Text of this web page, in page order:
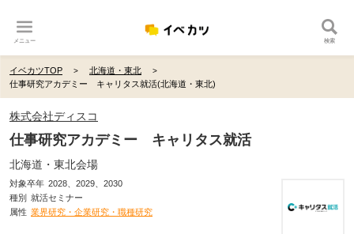
メニュー 検索
イベカツTOP
北海道・東北
仕事研究アカデミー キャリタス就活(北海道・東北)
株式会社ディスコ
仕事研究アカデミー キャリタス就活
北海道・東北会場
対象卒年 2028、2029、2030
種別 就活セミナー
属性 業界研究・企業研究・職種研究